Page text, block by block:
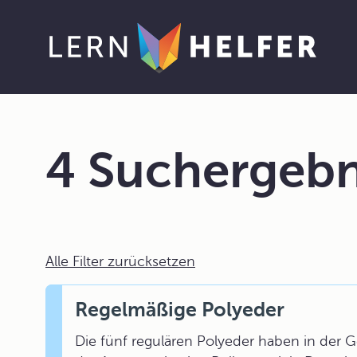
4
Alle Filter zurücksetzen
Regelmäßige Polyeder
Die fünf regulären Polyeder haben in der